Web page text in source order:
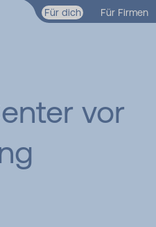
Zum Hauptinhalt springen
Für dich Für Firmen
vor